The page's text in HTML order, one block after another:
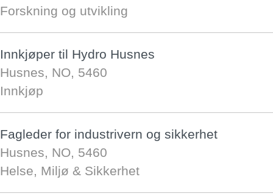
Forskning og utvikling
Innkjøper til Hydro Husnes
Husnes, NO, 5460
Innkjøp
Fagleder for industrivern og sikkerhet
Husnes, NO, 5460
Helse, Miljø & Sikkerhet